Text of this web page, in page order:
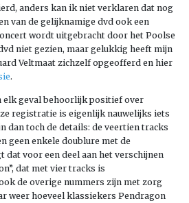
anders kan ik niet verklaren dat nog
van de gelijknamige dvd ook een
wordt uitgebracht door het Poolse
niet gezien, maar gelukkig heeft mijn
Veltmaat zichzelf opgeofferd en hier
.
elk geval behoorlijk positief over
registratie is eigenlijk nauwelijks iets
dan toch de details: de veertien tracks
geen enkele doublure met de
dat voor een deel aan het verschijnen
dat met vier tracks is
de overige nummers zijn met zorg
weer hoeveel klassiekers Pendragon